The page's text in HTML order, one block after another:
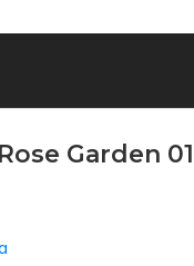
Garden 01